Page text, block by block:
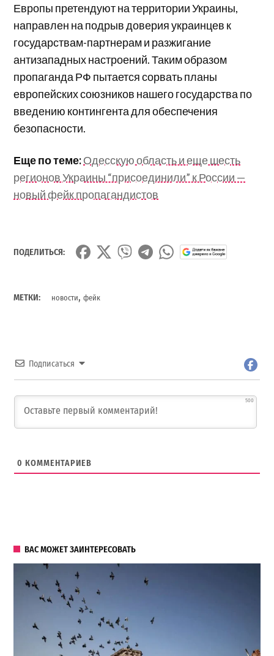
Европы претендуют на территории Украины,
направлен на подрыв доверия украинцев к
государствам-партнерам и разжигание
антизападных настроений. Таким образом
пропаганда РФ пытается сорвать планы
европейских союзников нашего государства по
введению контингента для обеспечения
безопасности.
Еще по теме:Одесскую область и еще шесть
регионов Украины “присоединили” к России —
новый фейк пропагандистов
ПОДЕЛИТЬСЯ:
МЕТКИ: новости,фейк
Подписаться
500
0 КОММЕНТАРИЕВ
ВАС МОЖЕТ ЗАИНТЕРЕСОВАТЬ